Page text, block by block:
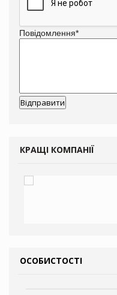
Повідомлення*
КРАЩІ КОМПАНІЇ
ОСОБИСТОСТІ